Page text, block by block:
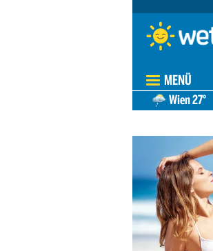
MENÜ
Wien27°